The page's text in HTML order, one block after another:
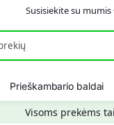
Susisiekite su mumis
Prieškambario baldai
Visoms prekėms